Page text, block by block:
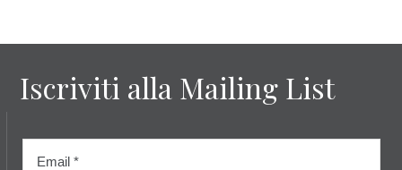
Iscriviti alla Mailing List